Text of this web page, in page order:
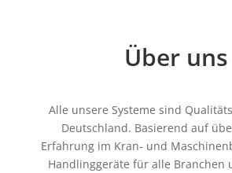
Über uns
Alle unsere Systeme sind
Deutschland. Basierend auf
Erfahrung im Kran- und
Handlinggeräte für alle